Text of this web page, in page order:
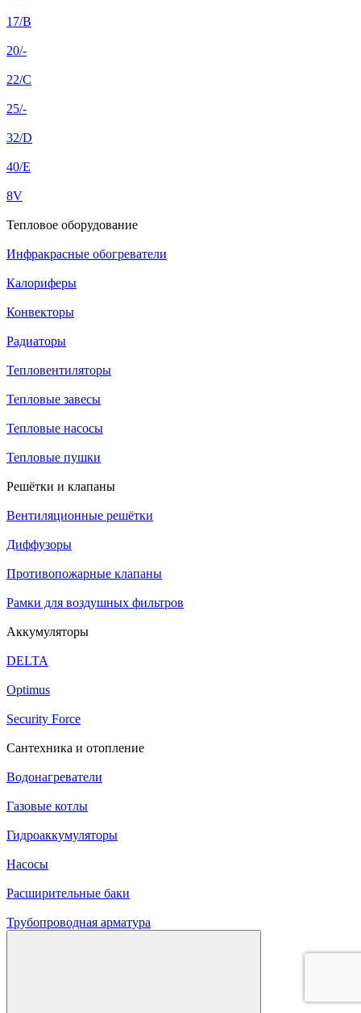
17/B
20/-
22/C
25/-
32/D
40/E
8V
Тепловое оборудование
Инфракрасные обогреватели
Калориферы
Конвекторы
Радиаторы
Тепловентиляторы
Тепловые завесы
Тепловые насосы
Тепловые пушки
Решётки и клапаны
Вентиляционные решётки
Диффузоры
Противопожарные клапаны
Рамки для воздушных фильтров
Аккумуляторы
DELTA
Optimus
Security Force
Сантехника и отопление
Водонагреватели
Газовые котлы
Гидроаккумуляторы
Насосы
Расширительные баки
Трубопроводная арматура